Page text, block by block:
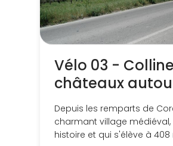
Vélo 03 -
châteaux
Corciano
Depuis les remparts de
charmant village médiéval,
histoire et qui s'élève à 408